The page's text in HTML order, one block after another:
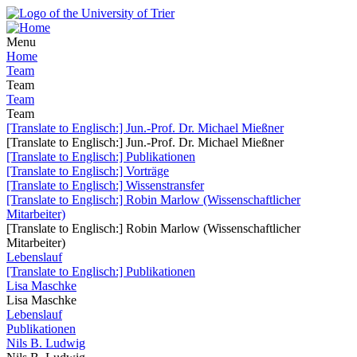
Menu
Home
Team
Team
Team
Team
[Translate to Englisch:] Jun.-Prof. Dr. Michael Mießner
[Translate to Englisch:] Jun.-Prof. Dr. Michael Mießner
[Translate to Englisch:] Publikationen
[Translate to Englisch:] Vorträge
[Translate to Englisch:] Wissenstransfer
[Translate to Englisch:] Robin Marlow (Wissenschaftlicher
Mitarbeiter)
[Translate to Englisch:] Robin Marlow (Wissenschaftlicher
Mitarbeiter)
Lebenslauf
[Translate to Englisch:] Publikationen
Lisa Maschke
Lisa Maschke
Lebenslauf
Publikationen
Nils B. Ludwig